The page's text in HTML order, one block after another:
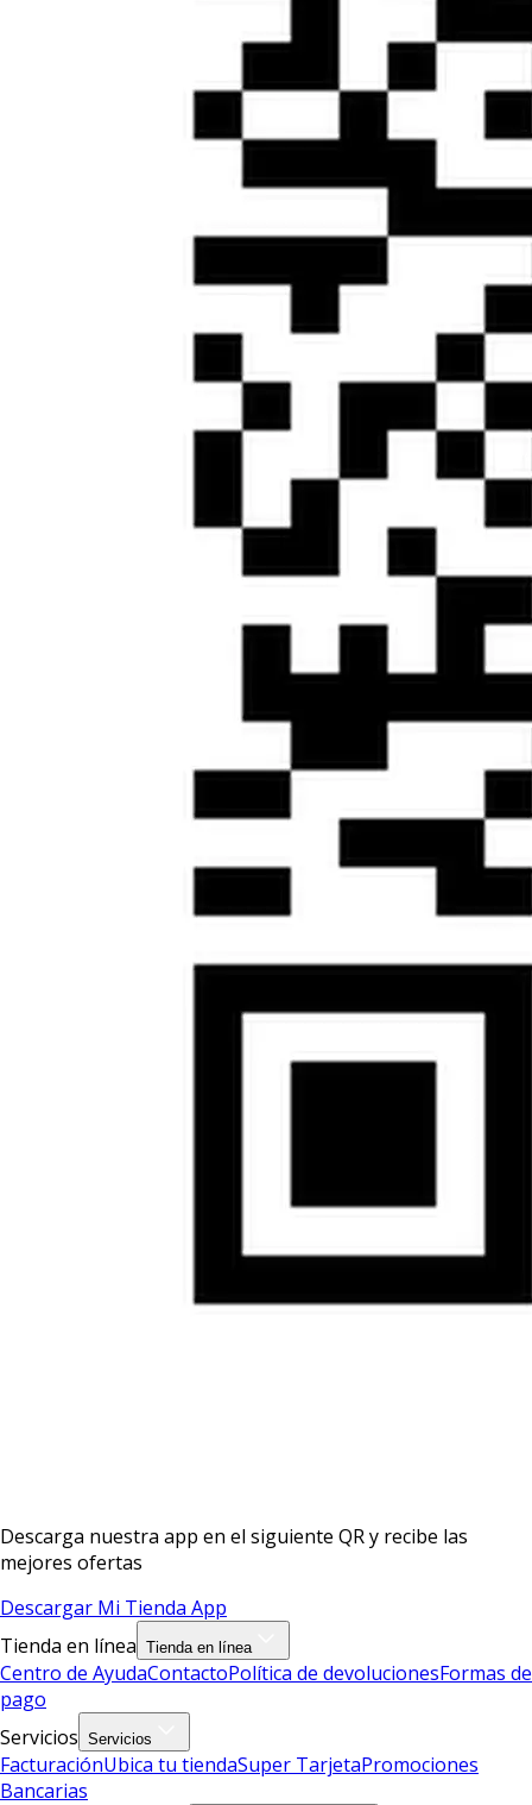
Descarga nuestra app en el siguiente QR y recibe las
mejores ofertas
Descargar Mi Tienda App
Tienda en línea Tienda en línea
Centro de AyudaContactoPolítica de devolucionesFormas de
pago
Servicios Servicios
FacturaciónUbica tu tiendaSuper TarjetaPromociones
Bancarias